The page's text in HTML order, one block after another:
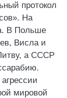
протокол
На
В Польше
Висла и
а СССР
мировой